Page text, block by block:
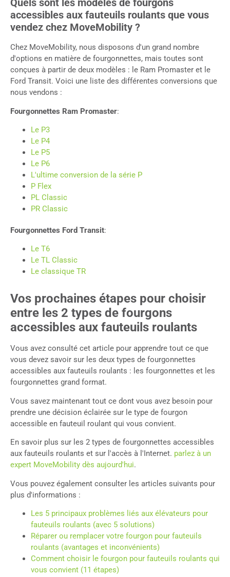
Quels sont les modèles de fourgons
accessibles aux fauteuils roulants que vous
vendez chez MoveMobility ?
Chez MoveMobility, nous disposons d'un grand nombre
d'options en matière de fourgonnettes, mais toutes sont
conçues à partir de deux modèles : le Ram Promaster et le
Ford Transit. Voici une liste des différentes conversions que
nous vendons :
Fourgonnettes Ram Promaster:
Le P3
Le P4
Le P5
Le P6
L'ultime conversion de la série P
P Flex
PL Classic
PR Classic
Fourgonnettes Ford Transit:
Le T6
Le TL Classic
Le classique TR
Vos prochaines étapes pour choisir
entre les 2 types de fourgons
accessibles aux fauteuils roulants
Vous avez consulté cet article pour apprendre tout ce que
vous devez savoir sur les deux types de fourgonnettes
accessibles aux fauteuils roulants : les fourgonnettes et les
fourgonnettes grand format.
Vous savez maintenant tout ce dont vous avez besoin pour
prendre une décision éclairée sur le type de fourgon
accessible en fauteuil roulant qui vous convient.
En savoir plus sur les 2 types de fourgonnettes accessibles
aux fauteuils roulants et sur l'accès à l'Internet. parlez à un
expert MoveMobility dès aujourd'hui.
Vous pouvez également consulter les articles suivants pour
plus d'informations :
Les 5 principaux problèmes liés aux élévateurs pour
fauteuils roulants (avec 5 solutions)
Réparer ou remplacer votre fourgon pour fauteuils
roulants (avantages et inconvénients)
Comment choisir le fourgon pour fauteuils roulants qui
vous convient (11 étapes)